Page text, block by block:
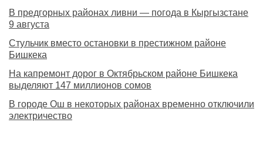
В предгорных районах ливни — погода в Кыргызстане
9 августа
Стульчик вместо остановки в престижном районе
Бишкека
На капремонт дорог в Октябрьском районе Бишкека
выделяют 147 миллионов сомов
В городе Ош в некоторых районах временно отключили
электричество